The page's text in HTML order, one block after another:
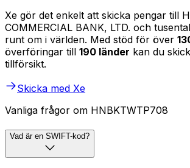
Xe gör det enkelt att skicka pengar till
COMMERCIAL BANK, LTD. och
runt om i världen. Med stöd för över
överföringar till 190 länder kan du
tillförsikt.
Skicka med Xe
Vanliga frågor om HNBKTWTP708
Vad är en SWIFT-kod?